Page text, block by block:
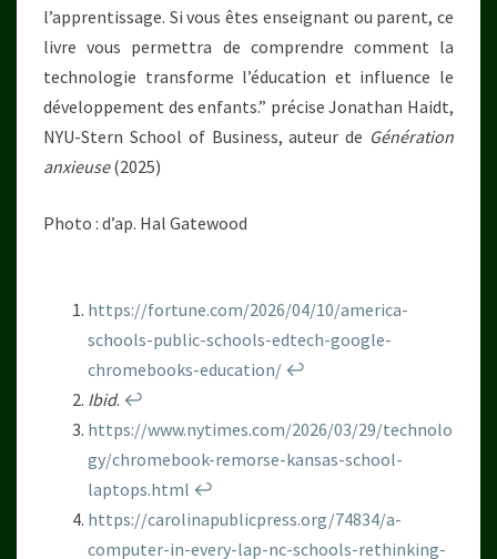
l’apprentissage. Si vous êtes enseignant ou parent, ce
livre vous permettra de comprendre comment la
technologie transforme l’éducation et influence le
développement des enfants.” précise Jonathan Haidt,
NYU-Stern School of Business, auteur de Génération
anxieuse(2025)
Photo : d’ap. Hal Gatewood
https://fortune.com/2026/04/10/america-
schools-public-schools-edtech-google-
chromebooks-education/ ↩︎
Ibid. ↩︎
https://www.nytimes.com/2026/03/29/technolo
gy/chromebook-remorse-kansas-school-
laptops.html ↩︎
https://carolinapublicpress.org/74834/a-
computer-in-every-lap-nc-schools-rethinking-